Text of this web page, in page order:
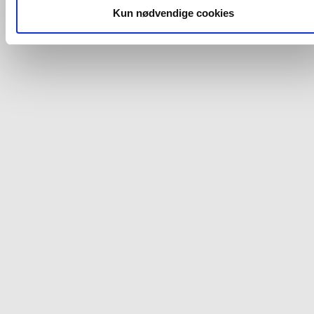
dit samtykke, hvis du måtte ønske det.
Du kan se mere om, hvordan vi behandler dine
Kun nødvendige cookies